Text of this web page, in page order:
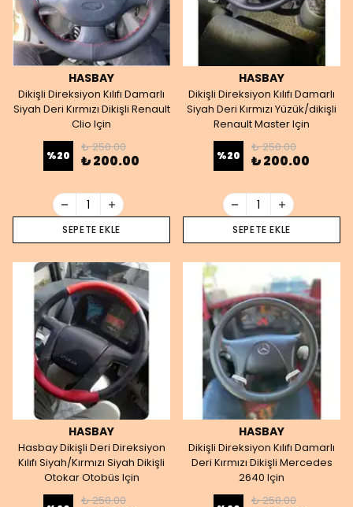
HASBAY
Dikişli Direksiyon Kılıfı Damarlı
Siyah Deri Kırmızı Dikişli Renault
Clio Için
%20
₺ 250.00
₺ 200.00
SEPETE EKLE
HASBAY
Dikişli Direksiyon Kılıfı Damarlı
Siyah Deri Kırmızı Yüzük/dikişli
Renault Master Için
%20
₺ 250.00
₺ 200.00
SEPETE EKLE
HASBAY
Hasbay Dikişli Deri Direksiyon
Kılıfı Siyah/Kırmızı Siyah Dikişli
Otokar Otobüs Için
₺ 250.00
HASBAY
Dikişli Direksiyon Kılıfı Damarlı
Deri Kırmızı Dikişli Mercedes
2640 Için
₺ 250.00